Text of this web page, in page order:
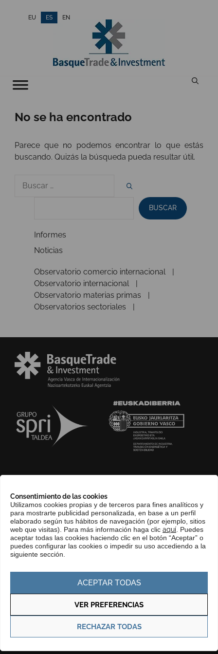
Consentimiento de las cookies
Utilizamos cookies propias y de terceros para fines analíticos y
para mostrarte publicidad personalizada, en base a un perfil
elaborado según tus hábitos de navegación (por ejemplo, sitios
web que visitas). Para más información haga clic aquí . Puedes
aceptar todas las cookies haciendo clic en el botón “Aceptar” o
puedes configurar las cookies o impedir su uso accediendo a la
siguiente sección.
ACEPTAR TODAS
RECHAZAR TODAS
VER PREFERENCIAS
EU ES EN
No se ha encontrado
Parece que no podemos encontrar lo que estás
buscando. Quizás la búsqueda pueda resultar útil.
por
BUSCAR
Informes
Noticias
Observatorio comercio internacional
Observatorio internacional
Observatorio materias primas
Observatorios sectoriales
COMPLIANCE CHANNEL
CONTACTO
EUSKERA
PERFIL DEL CONTRATANTE
Política de privacidad Política de cookies